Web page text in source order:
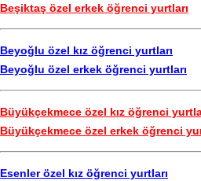
Beşiktaş özel erkek öğrenci yurtları
Beyoğlu özel kız öğrenci yurtları
Beyoğlu özel erkek öğrenci yurtları
Büyükçekmece özel kız öğrenci
Büyükçekmece özel erkek öğrenci
Esenler özel kız öğrenci yurtları